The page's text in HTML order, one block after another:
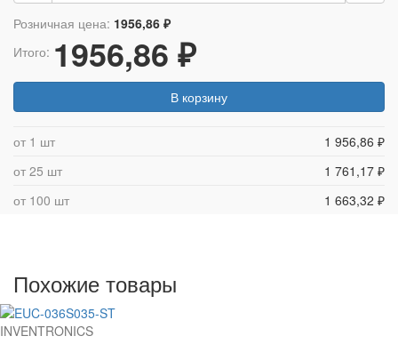
Розничная цена: 1956,86 ₽
Итого: 1956,86 ₽
В корзину
от 1 шт
1 956,86 ₽
от 25 шт
1 761,17 ₽
от 100 шт
1 663,32 ₽
Похожие товары
INVENTRONICS